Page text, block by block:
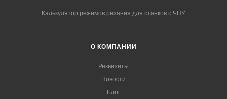
Калькулятор режимов резания для станков с ЧПУ
О КОМПАНИИ
Реквизиты
Новости
Блог